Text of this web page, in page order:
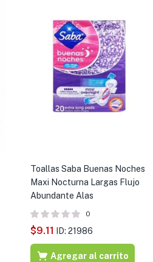
Toallas Saba Buenas Noches
Maxi Nocturna Largas Flujo
Abundante Alas
0
$9.11 ID: 21986
Agregar al carrito